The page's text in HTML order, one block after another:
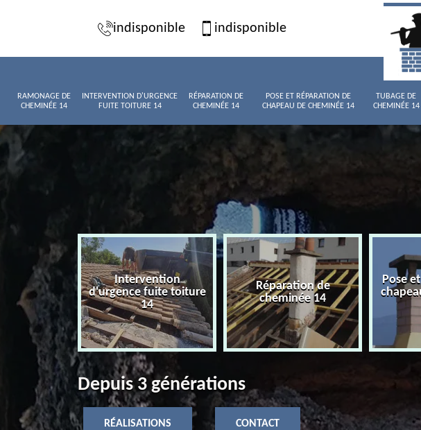
indisponible indisponible
RAMONAGE DE
CHEMINÉE 14
INTERVENTION D'URGENCE
FUITE TOITURE 14
RÉPARATION DE
CHEMINÉE 14
POSE ET RÉPARATION DE
CHAPEAU DE CHEMINÉE 14
TUBAGE DE
CHEMINÉE 14
de
14
Intervention
d'urgence fuite toiture
14
Réparation de
cheminée 14
Pose
Depuis 3 générations
RÉALISATIONS CONTACT